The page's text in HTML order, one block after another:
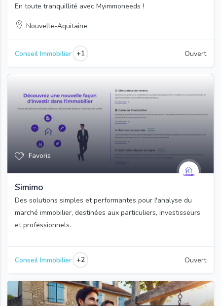
En toute tranquillité avec Myimmoneeds !
Nouvelle-Aquitaine
Conseil Immobilier +1 Ouvert
Favoris
Simimo
Des solutions simples et performantes pour l'analyse du
marché immobilier, destinées aux particuliers, investisseurs
et professionnels.
Conseil Immobilier +2 Ouvert